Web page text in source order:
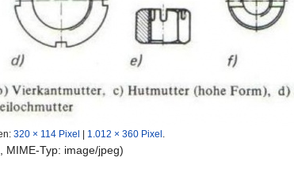
320 × 114 Pixel 1.012 × 360 Pixel
MIME-Typ: image/jpeg)